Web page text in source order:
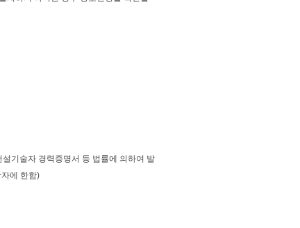
기술자 경력증명서 등 법률에 의하여 발
에 한함)